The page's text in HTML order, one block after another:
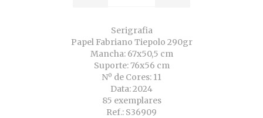
Serigrafia
Papel Fabriano Tiepolo 290gr
Mancha: 67x50,5 cm
Suporte: 76x56 cm
Nº de Cores: 11
Data: 2024
85 exemplares
Ref.: S36909